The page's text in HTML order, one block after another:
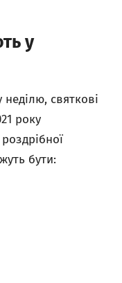
у
святкові
року
бути: